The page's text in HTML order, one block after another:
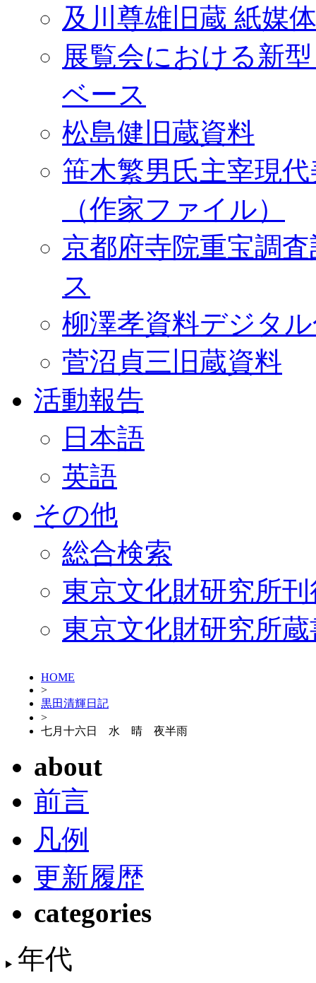
及川尊雄旧蔵 紙媒
展覧会における新
ベース
松島健旧蔵資料
笹木繁男氏主宰現
（作家ファイル）
京都府寺院重宝調
ス
柳澤孝資料デジタ
菅沼貞三旧蔵資料
活動報告
日本語
英語
その他
総合検索
東京文化財研究所
東京文化財研究所
HOME
>
黒田清輝日記
>
七月十六日 水 晴 夜半雨
about
前言
凡例
更新履歴
categories
年代